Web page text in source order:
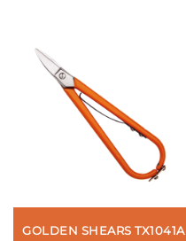
GOLDEN SHEARS TX1041A